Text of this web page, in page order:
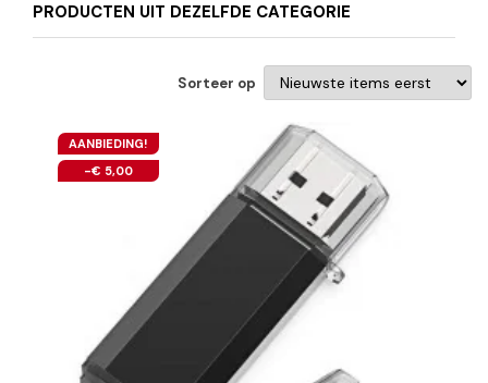
PRODUCTEN UIT DEZELFDE CATEGORIE
Sorteer op
AANBIEDING!
-€ 5,00